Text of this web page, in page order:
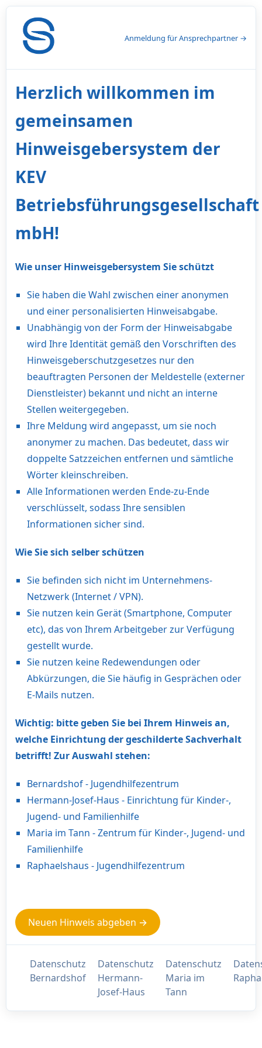
Anmeldung für Ansprechpartner →
Herzlich willkommen im
gemeinsamen
Hinweisgebersystem der
KEV
Betriebsführungsgesellschaft
mbH!
Wie unser Hinweisgebersystem Sie schützt
Sie haben die Wahl zwischen einer anonymen
und einer personalisierten Hinweisabgabe.
Unabhängig von der Form der Hinweisabgabe
wird Ihre Identität gemäß den Vorschriften des
Hinweisgeberschutzgesetzes nur den
beauftragten Personen der Meldestelle (externer
Dienstleister) bekannt und nicht an interne
Stellen weitergegeben.
Ihre Meldung wird angepasst, um sie noch
anonymer zu machen. Das bedeutet, dass wir
doppelte Satzzeichen entfernen und sämtliche
Wörter kleinschreiben.
Alle Informationen werden Ende-zu-Ende
verschlüsselt, sodass Ihre sensiblen
Informationen sicher sind.
Wie Sie sich selber schützen
Sie befinden sich nicht im Unternehmens-
Netzwerk (Internet / VPN).
Sie nutzen kein Gerät (Smartphone, Computer
etc), das von Ihrem Arbeitgeber zur Verfügung
gestellt wurde.
Sie nutzen keine Redewendungen oder
Abkürzungen, die Sie häufig in Gesprächen oder
E-Mails nutzen.
Wichtig: bitte geben Sie bei Ihrem Hinweis an,
welche Einrichtung der geschilderte Sachverhalt
betrifft! Zur Auswahl stehen:
Bernardshof - Jugendhilfezentrum
Hermann-Josef-Haus - Einrichtung für Kinder-,
Jugend- und Familienhilfe
Maria im Tann - Zentrum für Kinder-, Jugend- und
Familienhilfe
Raphaelshaus - Jugendhilfezentrum
Neuen Hinweis abgeben →
Datenschutz
Bernardshof
Datenschutz
Hermann-
Josef-Haus
Datenschutz
Maria im
Tann